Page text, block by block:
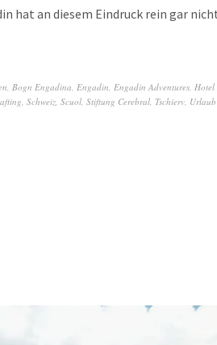
hat an diesem Eindruck rein gar
, Bogn Engadina, Engadin, Engadin Adventures, Hotel
, Schweiz, Scuol, Stiftung Cerebral, Tschierv,